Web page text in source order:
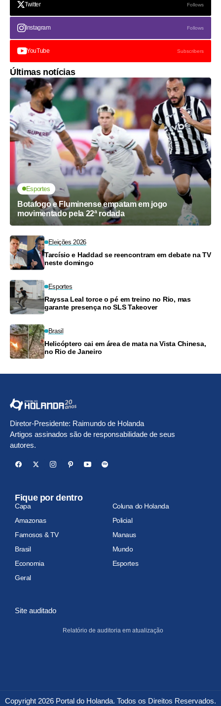
Twitter Follows
Instagram Follows
YouTube Subscribers
Últimas notícias
Esportes
Botafogo e Fluminense empatam em jogo
movimentado pela 22ª rodada
Eleições 2026
Tarcísio e Haddad se reencontram em debate na TV
neste domingo
Esportes
Rayssa Leal torce o pé em treino no Rio, mas
garante presença no SLS Takeover
Brasil
Helicóptero cai em área de mata na Vista Chinesa,
no Rio de Janeiro
Diretor-Presidente: Raimundo de Holanda
Artigos assinados são de responsabilidade de seus
autores.
Fique por dentro
Capa
Coluna do Holanda
Amazonas
Policial
Famosos & TV
Manaus
Brasil
Mundo
Economia
Esportes
Geral
Site auditado
Relatório de auditoria em atualização
Copyright 2026 Portal do Holanda. Todos os Direitos Reservados.